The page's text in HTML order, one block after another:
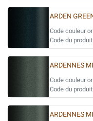
ARDEN
Code couleur
Code du
ARDENNES
Code couleur
Code du
ARDENNES